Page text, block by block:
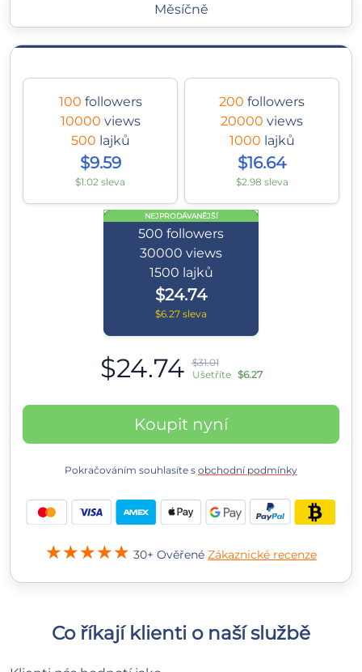
Měsíčně
100 followers
10000 views
500 lajků
$9.59
$1.02 sleva
200 followers
20000 views
1000 lajků
$16.64
$2.98 sleva
NEJPRODÁVANĚJŠÍ
500 followers
30000 views
1500 lajků
$24.74
$6.27 sleva
$24.74
$31.01
Ušetříte $6.27
Koupit nyní
Pokračováním souhlasíte s obchodní podmínky
30+ Ověřené Zákaznické recenze
Co říkají klienti o naší službě